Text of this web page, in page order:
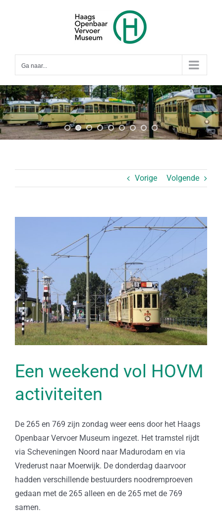
Ga naar...
Vorige Volgende
afbeelding
Een weekend vol HOVM
activiteiten
De 265 en 769 zijn zondag weer eens door het Haags
Openbaar Vervoer Museum ingezet. Het tramstel rijdt
via Scheveningen Noord naar Madurodam en via
Vrederust naar Moerwijk. De donderdag daarvoor
hadden verschillende bestuurders noodremproeven
gedaan met de 265 alleen en de 265 met de 769
samen.